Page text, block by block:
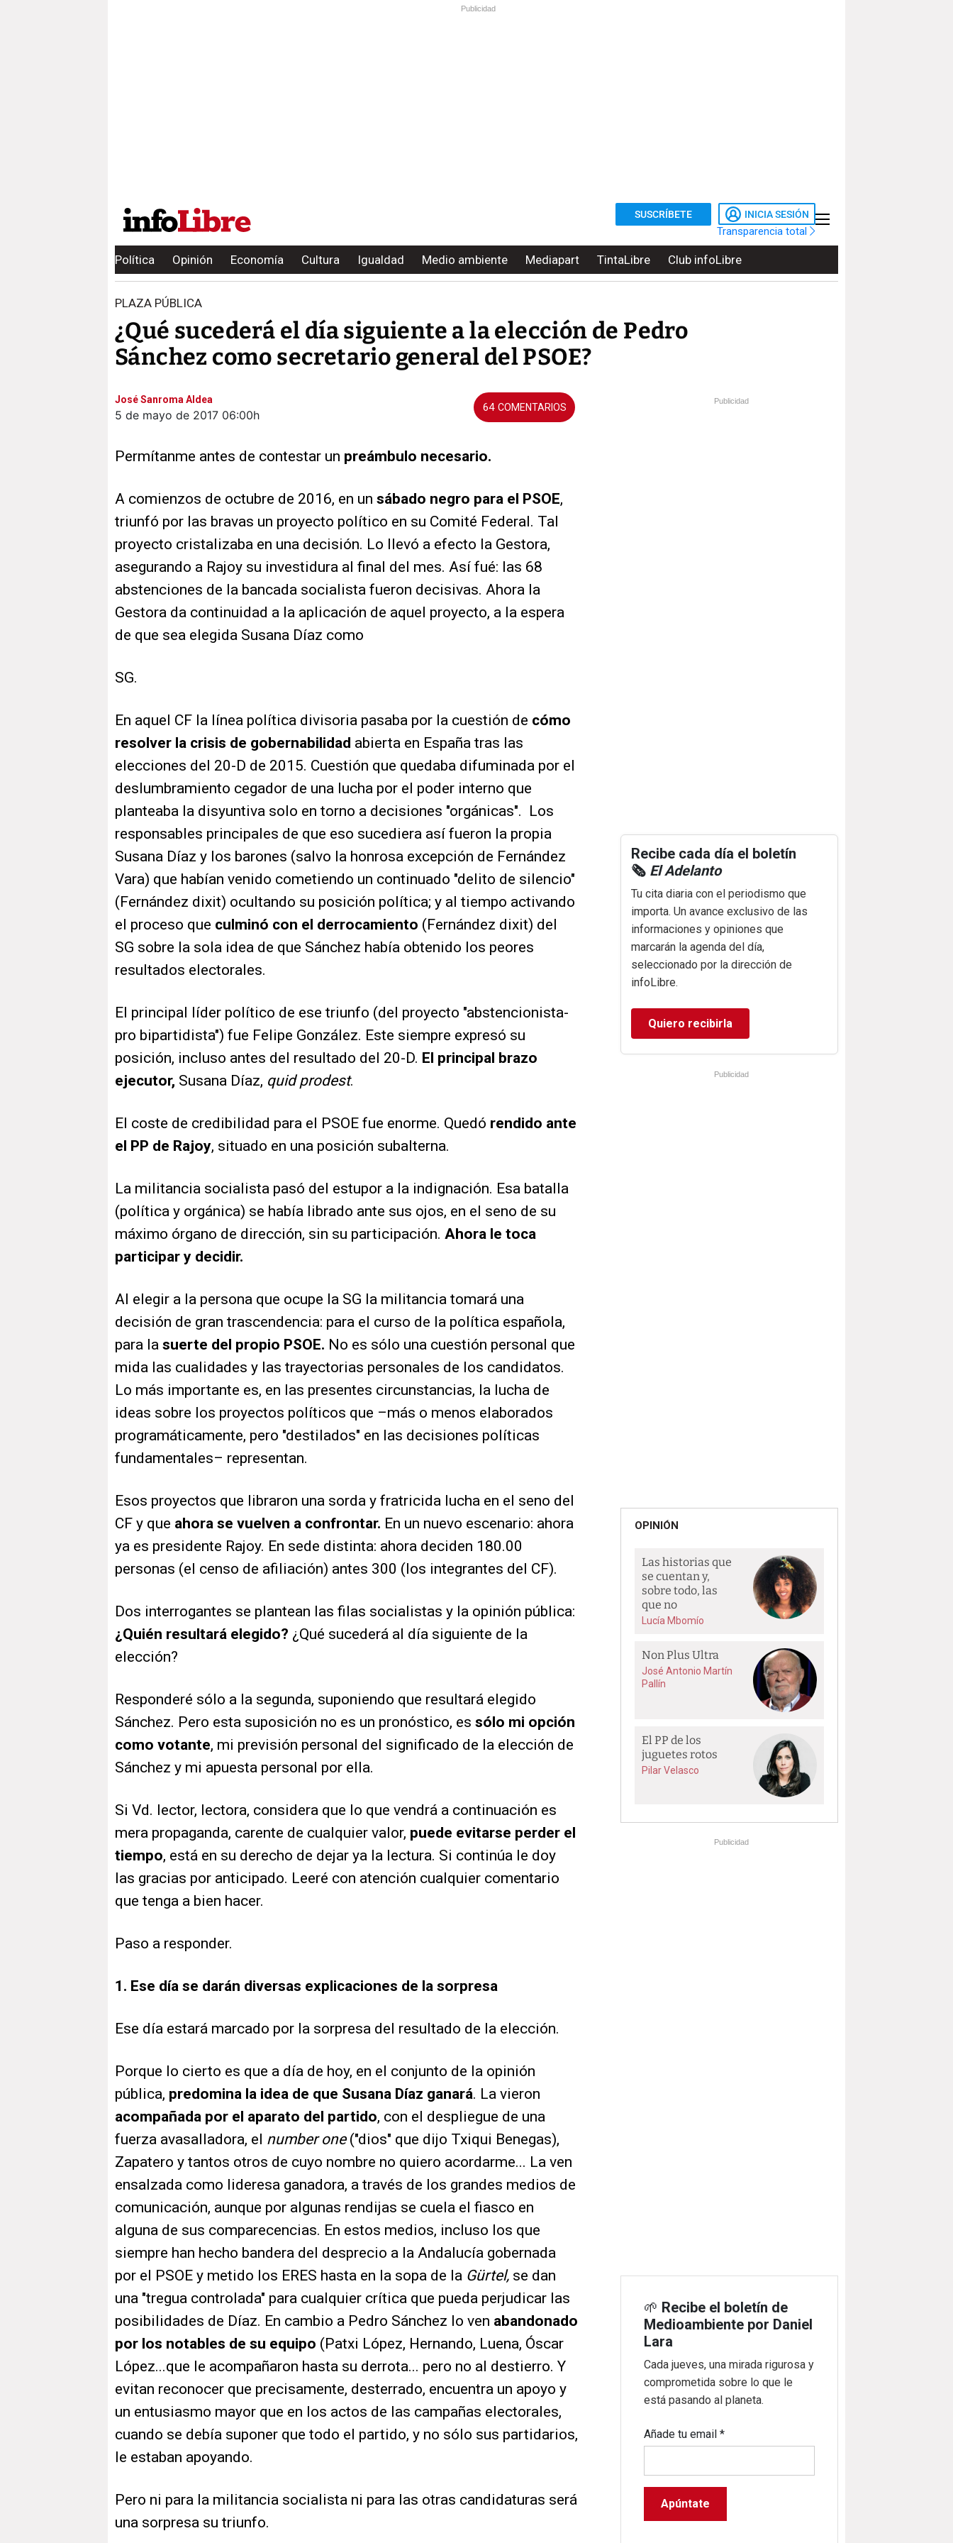
Publicidad
SUSCRÍBETE INICIA SESIÓN
Transparencia total
Política Opinión Economía Cultura Igualdad Medio ambiente Mediapart TintaLibre Club infoLibre
PLAZA PÚBLICA
¿Qué sucederá el día siguiente a la elección de Pedro
Sánchez como secretario general del PSOE?
José Sanroma Aldea
5 de mayo de 2017 06:00h
64
Permítanme antes de contestar un preámbulo necesario.
A comienzos de octubre de 2016, en un sábado negro para el PSOE,
triunfó por las bravas un proyecto político en su Comité Federal. Tal
proyecto cristalizaba en una decisión. Lo llevó a efecto la Gestora,
asegurando a Rajoy su investidura al final del mes. Así fué: las 68
abstenciones de la bancada socialista fueron decisivas. Ahora la
Gestora da continuidad a la aplicación de aquel proyecto, a la espera
de que sea elegida Susana Díaz como
SG.
En aquel CF la línea política divisoria pasaba por la cuestión de cómo
resolver la crisis de gobernabilidad abierta en España tras las
elecciones del 20-D de 2015. Cuestión que quedaba difuminada por el
deslumbramiento cegador de una lucha por el poder interno que
planteaba la disyuntiva solo en torno a decisiones "orgánicas". Los
responsables principales de que eso sucediera así fueron la propia
Susana Díaz y los barones (salvo la honrosa excepción de Fernández
Vara) que habían venido cometiendo un continuado "delito de silencio"
(Fernández dixit) ocultando su posición política; y al tiempo activando
el proceso que culminó con el derrocamiento (Fernández dixit) del
SG sobre la sola idea de que Sánchez había obtenido los peores
resultados electorales.
El principal líder político de ese triunfo (del proyecto "abstencionista-
pro bipartidista") fue Felipe González. Este siempre expresó su
posición, incluso antes del resultado del 20-D. El principal brazo
ejecutor, Susana Díaz, quid prodest.
El coste de credibilidad para el PSOE fue enorme. Quedó rendido ante
el PP de Rajoy, situado en una posición subalterna.
La militancia socialista pasó del estupor a la indignación. Esa batalla
(política y orgánica) se había librado ante sus ojos, en el seno de su
máximo órgano de dirección, sin su participación. Ahora le toca
participar y decidir.
Al elegir a la persona que ocupe la SG la militancia tomará una
decisión de gran trascendencia: para el curso de la política española,
para la suerte del propio PSOE. No es sólo una cuestión personal que
mida las cualidades y las trayectorias personales de los candidatos.
Lo más importante es, en las presentes circunstancias, la lucha de
ideas sobre los proyectos políticos que –más o menos elaborados
programáticamente, pero "destilados" en las decisiones políticas
fundamentales– representan.
Esos proyectos que libraron una sorda y fratricida lucha en el seno del
CF y que ahora se vuelven a confrontar. En un nuevo escenario: ahora
ya es presidente Rajoy. En sede distinta: ahora deciden 180.00
personas (el censo de afiliación) antes 300 (los integrantes del CF).
Dos interrogantes se plantean las filas socialistas y la opinión pública:
¿Quién resultará elegido? ¿Qué sucederá al día siguiente de la
elección?
Responderé sólo a la segunda, suponiendo que resultará elegido
Sánchez. Pero esta suposición no es un pronóstico, es sólo mi opción
como votante, mi previsión personal del significado de la elección de
Sánchez y mi apuesta personal por ella.
Si Vd. lector, lectora, considera que lo que vendrá a continuación es
mera propaganda, carente de cualquier valor, puede evitarse perder el
tiempo, está en su derecho de dejar ya la lectura. Si continúa le doy
las gracias por anticipado. Leeré con atención cualquier comentario
que tenga a bien hacer.
Paso a responder.
1. Ese día se darán diversas explicaciones de la sorpresa
Ese día estará marcado por la sorpresa del resultado de la elección.
Porque lo cierto es que a día de hoy, en el conjunto de la opinión
pública, predomina la idea de que Susana Díaz ganará. La vieron
acompañada por el aparato del partido, con el despliegue de una
fuerza avasalladora, el number one("dios" que dijo Txiqui Benegas),
Zapatero y tantos otros de cuyo nombre no quiero acordarme... La ven
ensalzada como lideresa ganadora, a través de los grandes medios de
comunicación, aunque por algunas rendijas se cuela el fiasco en
alguna de sus comparecencias. En estos medios, incluso los que
siempre han hecho bandera del desprecio a la Andalucía gobernada
por el PSOE y metido los ERES hasta en la sopa de la Gürtel, se dan
una "tregua controlada" para cualquier crítica que pueda perjudicar las
posibilidades de Díaz. En cambio a Pedro Sánchez lo ven abandonado
por los notables de su equipo (Patxi López, Hernando, Luena, Óscar
López...que le acompañaron hasta su derrota... pero no al destierro. Y
evitan reconocer que precisamente, desterrado, encuentra un apoyo y
un entusiasmo mayor que en los actos de las campañas electorales,
cuando se debía suponer que todo el partido, y no sólo sus partidarios,
le estaban apoyando.
Pero ni para la militancia socialista ni para las otras candidaturas será
una sorpresa su triunfo.
Publicidad
Recibe cada día el boletín
🗞️ El Adelanto
Tu cita diaria con el periodismo que
importa. Un avance exclusivo de las
informaciones y opiniones que
marcarán la agenda del día,
seleccionado por la dirección de
infoLibre.
Quiero recibirla
Publicidad
OPINIÓN
Las historias que
se cuentan y,
sobre todo, las
que no
Lucía Mbomío
Non Plus Ultra
José Antonio Martín
Pallín
El PP de los
juguetes rotos
Pilar Velasco
Publicidad
🌱 Recibe el boletín de
Medioambiente por Daniel
Lara
Cada jueves, una mirada rigurosa y
comprometida sobre lo que le
está pasando al planeta.
Añade tu email*